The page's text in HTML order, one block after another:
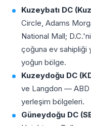
Kuzeybatı DC
Circle, Adams
National Mall;
çoğuna ev sahipliği
yoğun bölge.
Kuzeydoğu DC
ve Langdon — ABD
yerleşim bölgeleri.
Güneydoğu DC